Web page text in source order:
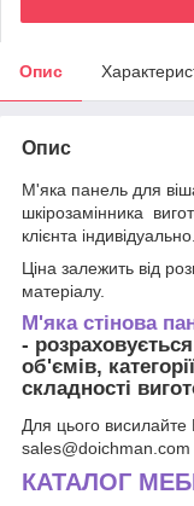
Опис
Опис
М'яка панель для
шкірозамінника
клієнта індивідуально.
Ціна залежить від
матеріалу.
М'яка стінова
-
об'ємів,
складності
Для цього висилайте
КАТАЛОГ